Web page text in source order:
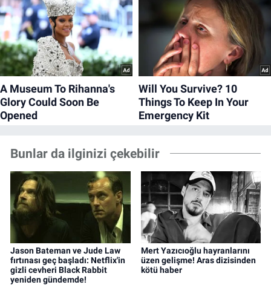
Bunlar da ilginizi çekebilir
Jason Bateman ve Jude Law
fırtınası geç başladı: Netflix'in
gizli cevheri Black Rabbit
yeniden gündemde!
Mert Yazıcıoğlu hayranlarını
üzen gelişme! Aras dizisinden
kötü haber